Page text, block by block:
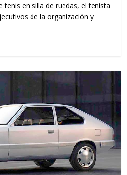
tenis en silla de ruedas, el tenista
de la organización y